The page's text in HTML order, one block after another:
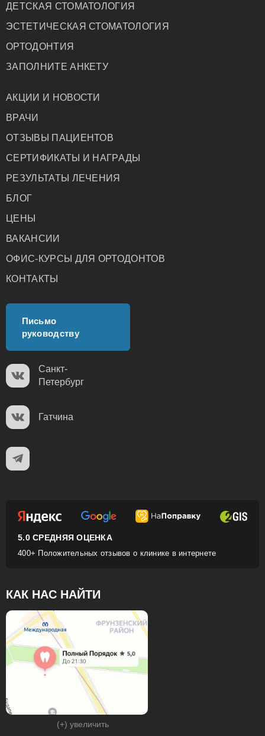
ДЕТСКАЯ СТОМАТОЛОГИЯ
ЭСТЕТИЧЕСКАЯ СТОМАТОЛОГИЯ
ОРТОДОНТИЯ
ЗАПОЛНИТЕ АНКЕТУ
АКЦИИ И НОВОСТИ
ВРАЧИ
ОТЗЫВЫ ПАЦИЕНТОВ
СЕРТИФИКАТЫ И НАГРАДЫ
РЕЗУЛЬТАТЫ ЛЕЧЕНИЯ
БЛОГ
ЦЕНЫ
ВАКАНСИИ
ОФИС-КУРСЫ ДЛЯ ОРТОДОНТОВ
КОНТАКТЫ
Письмо
руководству
Санкт-
Петербург
Гатчина
5.0 СРЕДНЯЯ ОЦЕНКА
400+ Положительных отзывов о клинике в интернете
КАК НАС НАЙТИ
(+) увеличить